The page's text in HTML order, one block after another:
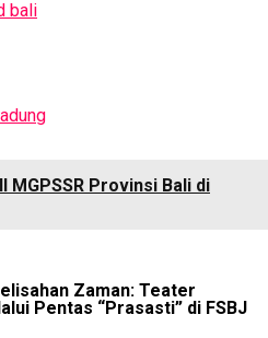
MGPSSR Provinsi Bali di
Zaman: Teater
Pentas “Prasasti” di FSBJ